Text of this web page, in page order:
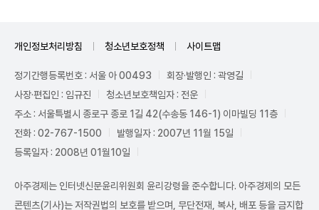
개인정보처리방침 청소년보호정책 사이트맵
정기간행등록번호 : 서울 아 00493
회장·발행인 : 곽영길
사장·편집인 : 임규진
청소년보호책임자 : 전운
주소 : 서울특별시 종로구 종로 1길 42(수송동 146-1) 이마빌딩 11층
전화 : 02-767-1500
발행일자 : 2007년 11월 15일
등록일자 : 2008년 01월10일
아주경제는 인터넷신문윤리위원회 윤리강령을 준수합니다. 아주경제의 모든
콘텐츠(기사)는 저작권법의 보호를 받으며, 무단전재, 복사, 배포 등을 금지합